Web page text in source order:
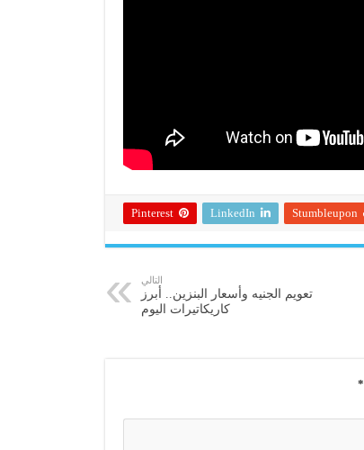
Stumbleupon
LinkedIn
Pinterest
التالي
تعويم الجنيه وأسعار البنزين.. أبرز
كاريكاتيرات اليوم
*